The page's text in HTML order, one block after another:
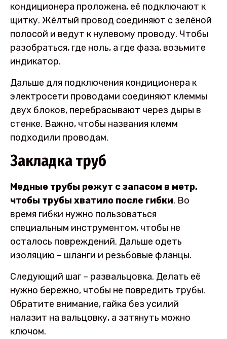
кондиционера проложена, её подключают к
щитку. Жёлтый провод соединяют с зелёной
полосой и ведут к нулевому проводу. Чтобы
разобраться, где ноль, а где фаза, возьмите
индикатор.
Дальше для подключения кондиционера к
электросети проводами соединяют клеммы
двух блоков, перебрасывают через дыры в
стенке. Важно, чтобы названия клемм
подходили проводам.
Закладка труб
Медные трубы режут с запасом в метр,
чтобы трубы хватило после гибки. Во
время гибки нужно пользоваться
специальным инструментом, чтобы не
осталось повреждений. Дальше одеть
изоляцию – шланги и резьбовые фланцы.
Следующий шаг – развальцовка. Делать её
нужно бережно, чтобы не повредить трубы.
Обратите внимание, гайка без усилий
налазит на вальцовку, а затянуть можно
ключом.